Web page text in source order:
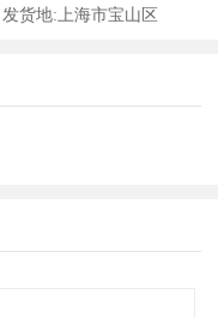
发货地:上海市宝山区